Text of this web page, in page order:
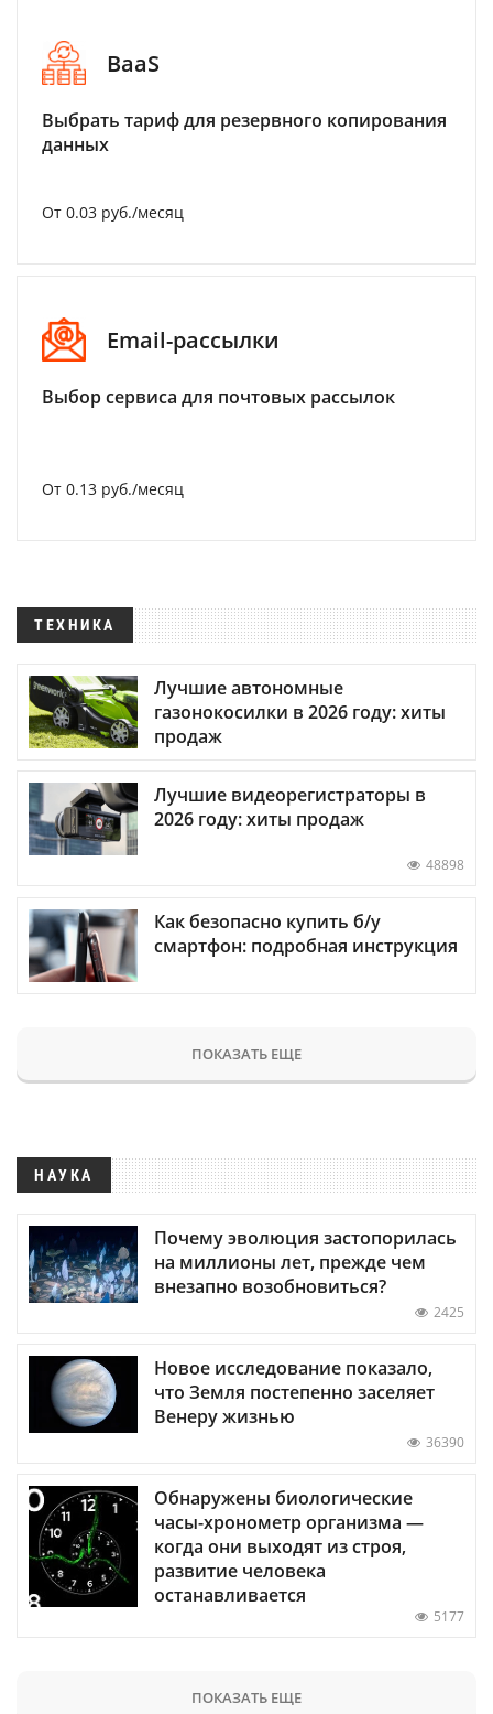
BaaS
Выбрать тариф для резервного копирования
данных
От 0.03 руб./месяц
Email-рассылки
Выбор сервиса для почтовых рассылок
От 0.13 руб./месяц
ТЕХНИКА
Лучшие автономные
газонокосилки в 2026 году: хиты
продаж
Лучшие видеорегистраторы в
2026 году: хиты продаж
48898
Как безопасно купить б/у
смартфон: подробная инструкция
ПОКАЗАТЬ ЕЩЕ
НАУКА
Почему эволюция застопорилась
на миллионы лет, прежде чем
внезапно возобновиться?
2425
Новое исследование показало,
что Земля постепенно заселяет
Венеру жизнью
36390
Обнаружены биологические
часы-хронометр организма —
когда они выходят из строя,
развитие человека
останавливается
5177
ПОКАЗАТЬ ЕЩЕ